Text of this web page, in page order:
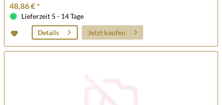
48,86 € *
Lieferzeit 5 - 14 Tage
Details
Jetzt kaufen